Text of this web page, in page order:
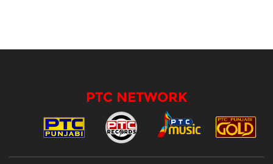
PTC NETWORK